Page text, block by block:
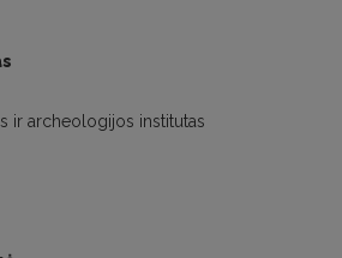
ir archeologijos institutas